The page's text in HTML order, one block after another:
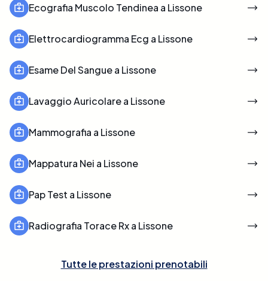
Ecografia Muscolo Tendinea a Lissone
Elettrocardiogramma Ecg a Lissone
Esame Del Sangue a Lissone
Lavaggio Auricolare a Lissone
Mammografia a Lissone
Mappatura Nei a Lissone
Pap Test a Lissone
Radiografia Torace Rx a Lissone
Tutte le prestazioni prenotabili